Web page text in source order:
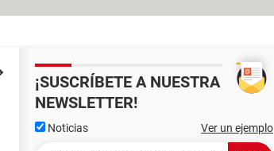
¡SUSCRÍBETE A NUESTRA
NEWSLETTER!
Noticias Ver un ejemplo